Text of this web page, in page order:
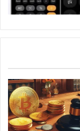
سریع پنجره‌ها
بود که کاربران مک
با درگ و رها کردن
از صفحه را
به همین صورت و
پنجره‌ها قرار دهید تا
در یک صفحه